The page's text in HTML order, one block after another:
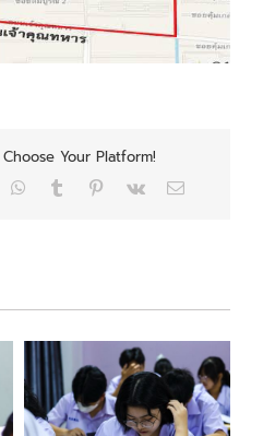
Your Platform!
WhatsApp
Tumblr Pinterest
Vk Email